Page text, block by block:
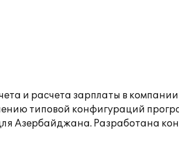
и расчета зарплаты в
типовой конфигураций
Азербайджана. Разработана